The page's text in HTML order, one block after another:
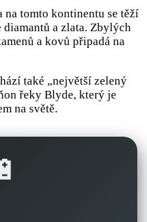
na tomto kontinentu se těží
diamantů a zlata. Zbylých
a kovů připadá na
také „největší zelený
řeky Blyde, který je
na světě.